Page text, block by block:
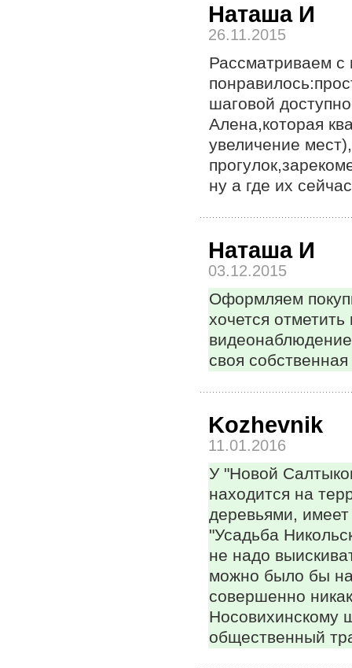
Наташа И
26.11.2015
Рассматриваем с
шаговой
Алена,которая
увеличение
ну а где их
Наташа И
03.12.2015
Оформляем
хочется
своя
Kozhevnik
11.01.2016
У "Новой
находится на
деревьями,
"Усадьба
не надо
можно было бы
совершенно
Носовихинскому
общественный